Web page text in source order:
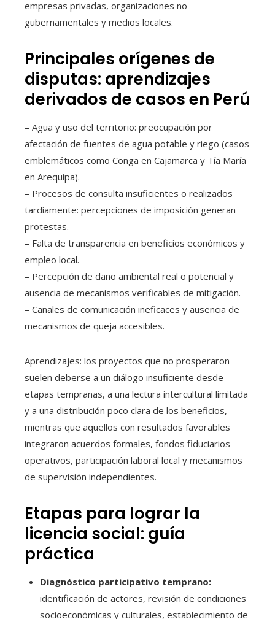
empresas privadas, organizaciones no
gubernamentales y medios locales.
Principales orígenes de
disputas: aprendizajes
derivados de casos en Perú
– Agua y uso del territorio: preocupación por
afectación de fuentes de agua potable y riego (casos
emblemáticos como Conga en Cajamarca y Tía María
en Arequipa).
– Procesos de consulta insuficientes o realizados
tardíamente: percepciones de imposición generan
protestas.
– Falta de transparencia en beneficios económicos y
empleo local.
– Percepción de daño ambiental real o potencial y
ausencia de mecanismos verificables de mitigación.
– Canales de comunicación ineficaces y ausencia de
mecanismos de queja accesibles.
Aprendizajes: los proyectos que no prosperaron
suelen deberse a un diálogo insuficiente desde
etapas tempranas, a una lectura intercultural limitada
y a una distribución poco clara de los beneficios,
mientras que aquellos con resultados favorables
integraron acuerdos formales, fondos fiduciarios
operativos, participación laboral local y mecanismos
de supervisión independientes.
Etapas para lograr la
licencia social: guía
práctica
Diagnóstico participativo temprano:
identificación de actores, revisión de condiciones
socioeconómicas y culturales, establecimiento de